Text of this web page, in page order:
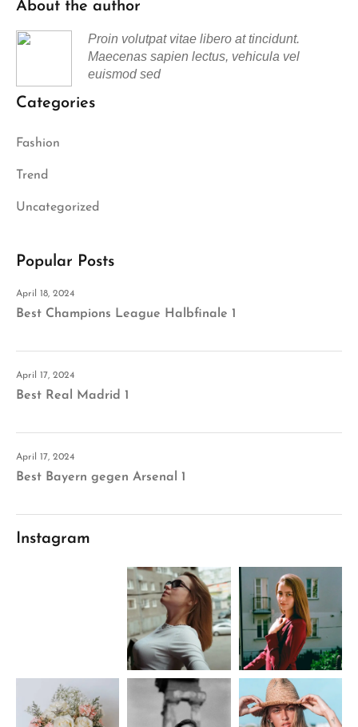
About the author
Proin volutpat vitae libero at tincidunt.
Maecenas sapien lectus, vehicula vel
euismod sed
Categories
Fashion
Trend
Uncategorized
Popular Posts
April 18, 2024
Best Champions League Halbfinale 1
April 17, 2024
Best Real Madrid 1
April 17, 2024
Best Bayern gegen Arsenal 1
Instagram